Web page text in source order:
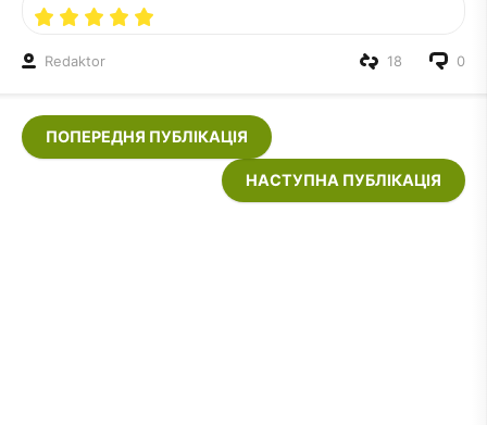
Redaktor 0
18
ПОПЕРЕДНЯ ПУБЛІКАЦІЯ
НАСТУПНА ПУБЛІКАЦІЯ